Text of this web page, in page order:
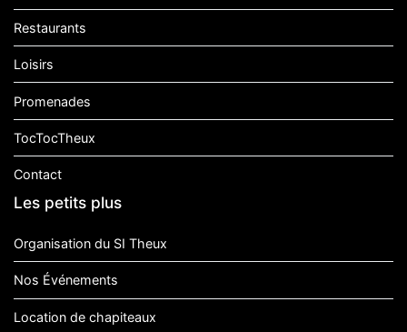
Restaurants
Loisirs
Promenades
TocTocTheux
Contact
Les petits plus
Organisation du SI Theux
Nos Événements
Location de chapiteaux